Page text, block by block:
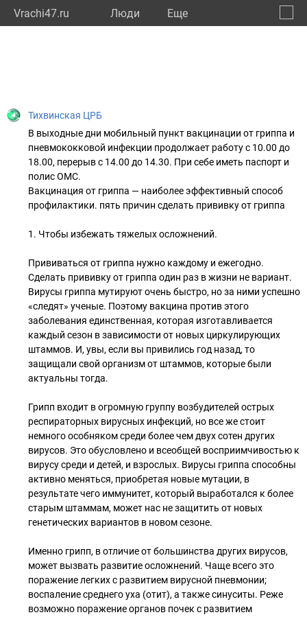
Vrachi47.ru Люди Eще
Тихвинская ЦРБ
В выходные дни мобильный пункт вакцинации от гриппа и
пневмококковой инфекции продолжает работу с 10.00 до
18.00, перерыв с 14.00 до 14.30. При себе иметь паспорт и
полис ОМС.
Вакцинация от гриппа — наиболее эффективный способ
профилактики. пять причин сделать прививку от гриппа
1. Чтобы избежать тяжелых осложнений.
Прививаться от гриппа нужно каждому и ежегодно.
Сделать прививку от гриппа один раз в жизни не вариант.
Вирусы гриппа мутируют очень быстро, но за ними успешно
«следят» ученые. Поэтому вакцина против этого
заболевания единственная, которая изготавливается
каждый сезон в зависимости от новых циркулирующих
штаммов. И, увы, если вы привились год назад, то
защищали свой организм от штаммов, которые были
актуальны тогда.
Грипп входит в огромную группу возбудителей острых
респираторных вирусных инфекций, но все же стоит
немного особняком среди более чем двух сотен других
вирусов. Это обусловлено и всеобщей восприимчивостью к
вирусу среди и детей, и взрослых. Вирусы гриппа способны
активно меняться, приобретая новые мутации, в
результате чего иммунитет, который выработался к более
старым штаммам, может нас не защитить от новых
генетических вариантов в новом сезоне.
Именно грипп, в отличие от большинства других вирусов,
может вызвать развитие осложнений. Чаще всего это
поражение легких с развитием вирусной пневмонии;
воспаление среднего уха (отит), а также синуситы. Реже
возможно поражение органов почек с развитием